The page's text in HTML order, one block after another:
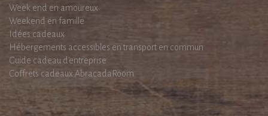
Week end en amoureux
Weekend en famille
Idées cadeaux
Hébergements accessibles en transport en commun
Guide cadeau d'entreprise
Coffrets cadeaux AbracadaRoom